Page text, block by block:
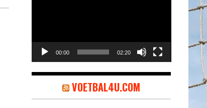
00:00 02:20
VOETBAL4U.COM